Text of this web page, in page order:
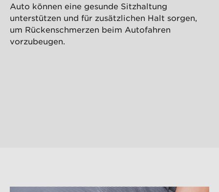
Auto können eine gesunde Sitzhaltung
unterstützen und für zusätzlichen Halt sorgen,
um Rückenschmerzen beim Autofahren
vorzubeugen.